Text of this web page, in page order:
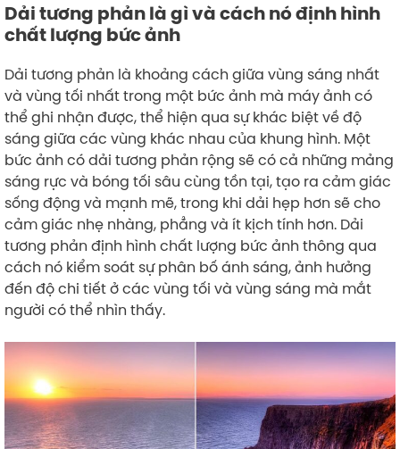
Dải tương phản là gì và cách nó định hình
chất lượng bức ảnh
Dải tương phản là khoảng cách giữa vùng sáng nhất
và vùng tối nhất trong một bức ảnh mà máy ảnh có
thể ghi nhận được, thể hiện qua sự khác biệt về độ
sáng giữa các vùng khác nhau của khung hình. Một
bức ảnh có dải tương phản rộng sẽ có cả những mảng
sáng rực và bóng tối sâu cùng tồn tại, tạo ra cảm giác
sống động và mạnh mẽ, trong khi dải hẹp hơn sẽ cho
cảm giác nhẹ nhàng, phẳng và ít kịch tính hơn. Dải
tương phản định hình chất lượng bức ảnh thông qua
cách nó kiểm soát sự phân bố ánh sáng, ảnh hưởng
đến độ chi tiết ở các vùng tối và vùng sáng mà mắt
người có thể nhìn thấy.